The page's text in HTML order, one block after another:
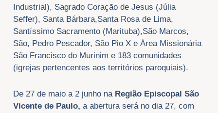
Industrial), Sagrado Coração de Jesus (Júlia
Seffer), Santa Bárbara,Santa Rosa de Lima,
Santíssimo Sacramento (Marituba),São Marcos,
São, Pedro Pescador, São Pio X e Área Missionária
São Francisco do Murinim e 183 comunidades
(igrejas pertencentes aos territórios paroquiais).
De 27 de maio a 2 junho na Região Episcopal São
Vicente de Paulo, a abertura será no dia 27, com